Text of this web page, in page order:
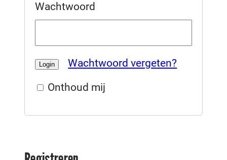
Wachtwoord
Wachtwoord vergeten?
Onthoud mij